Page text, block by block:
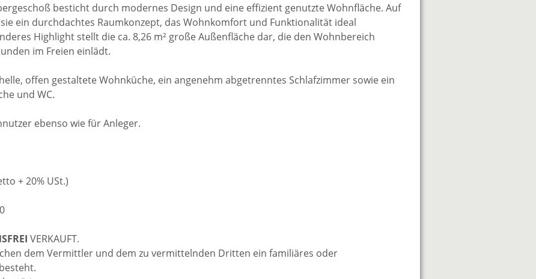
besticht durch modernes Design und eine effizient genutzte Wohnfläche. Auf
ein durchdachtes Raumkonzept, das Wohnkomfort und Funktionalität ideal
Highlight stellt die ca. 8,26 m² große Außenfläche dar, die den Wohnbereich
im Freien einlädt.
offen gestaltete Wohnküche, ein angenehm abgetrenntes Schlafzimmer sowie ein
und WC.
ebenso wie für Anleger.
+ 20% USt.)
VERKAUFT.
dem Vermittler und dem zu vermittelnden Dritten ein familiäres oder